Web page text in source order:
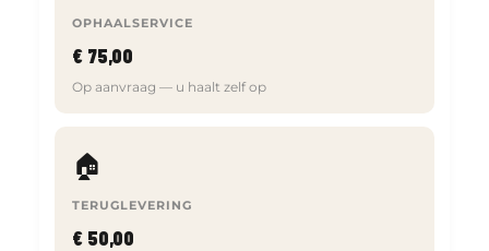
OPHAALSERVICE
€ 75,00
Op aanvraag — u haalt zelf op
🏠
TERUGLEVERING
€ 50,00